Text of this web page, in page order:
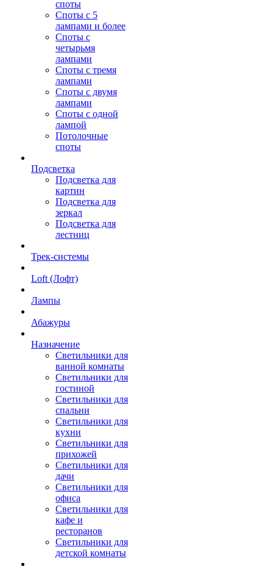
споты
Споты с 5
лампами и более
Споты с
четырьмя
лампами
Споты с тремя
лампами
Споты с двумя
лампами
Споты с одной
лампой
Потолочные
споты
Подсветка
Подсветка для
картин
Подсветка для
зеркал
Подсветка для
лестниц
Трек-системы
Loft (Лофт)
Лампы
Абажуры
Назначение
Светильники для
ванной комнаты
Светильники для
гостиной
Светильники для
спальни
Светильники для
кухни
Светильники для
прихожей
Светильники для
дачи
Светильники для
офиса
Светильники для
кафе и
ресторанов
Светильники для
детской комнаты